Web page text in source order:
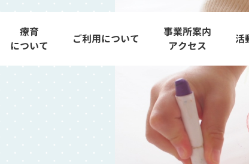
療育
について
ご利用について
事業所案内
アクセス
活